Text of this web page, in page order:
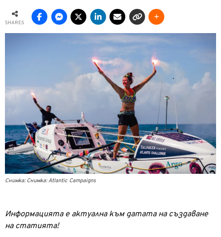
SHARES
Снимка: Снимка: Atlantic Campaigns
Информацията е актуална към датата на създаване
на статията!